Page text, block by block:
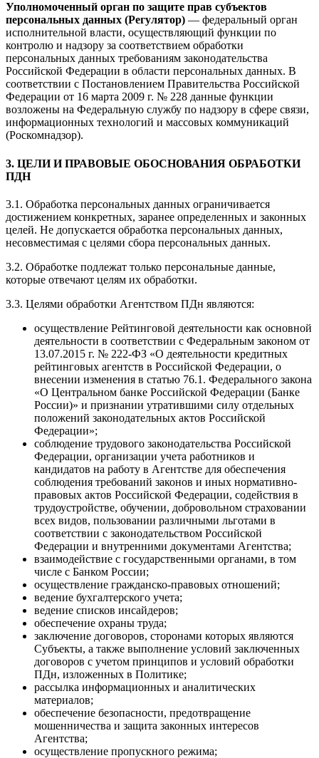
Уполномоченный орган по защите прав субъектов
персональных данных (Регулятор) — федеральный орган
исполнительной власти, осуществляющий функции по
контролю и надзору за соответствием обработки
персональных данных требованиям законодательства
Российской Федерации в области персональных данных. В
соответствии с Постановлением Правительства Российской
Федерации от 16 марта 2009 г. № 228 данные функции
возложены на Федеральную службу по надзору в сфере связи,
информационных технологий и массовых коммуникаций
(Роскомнадзор).
3. ЦЕЛИ И ПРАВОВЫЕ ОБОСНОВАНИЯ ОБРАБОТКИ
ПДН
3.1. Обработка персональных данных ограничивается
достижением конкретных, заранее определенных и законных
целей. Не допускается обработка персональных данных,
несовместимая с целями сбора персональных данных.
3.2. Обработке подлежат только персональные данные,
которые отвечают целям их обработки.
3.3. Целями обработки Агентством ПДн являются:
осуществление Рейтинговой деятельности как основной
деятельности в соответствии с Федеральным законом от
13.07.2015 г. № 222-ФЗ «О деятельности кредитных
рейтинговых агентств в Российской Федерации, о
внесении изменения в статью 76.1. Федерального закона
«О Центральном банке Российской Федерации (Банке
России)» и признании утратившими силу отдельных
положений законодательных актов Российской
Федерации»;
соблюдение трудового законодательства Российской
Федерации, организации учета работников и
кандидатов на работу в Агентстве для обеспечения
соблюдения требований законов и иных нормативно-
правовых актов Российской Федерации, содействия в
трудоустройстве, обучении, добровольном страховании
всех видов, пользовании различными льготами в
соответствии с законодательством Российской
Федерации и внутренними документами Агентства;
взаимодействие с государственными органами, в том
числе с Банком России;
осуществление гражданско-правовых отношений;
ведение бухгалтерского учета;
ведение списков инсайдеров;
обеспечение охраны труда;
заключение договоров, сторонами которых являются
Субъекты, а также выполнение условий заключенных
договоров с учетом принципов и условий обработки
ПДн, изложенных в Политике;
рассылка информационных и аналитических
материалов;
обеспечение безопасности, предотвращение
мошенничества и защита законных интересов
Агентства;
осуществление пропускного режима;